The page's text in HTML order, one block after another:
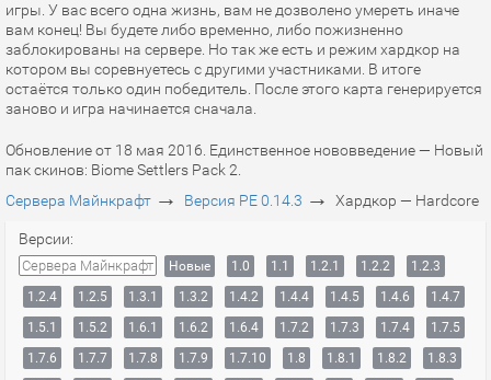
игры. У вас всего одна жизнь, вам не дозволено умереть иначе
вам конец! Вы будете либо временно, либо пожизненно
заблокированы на сервере. Но так же есть и режим хардкор на
котором вы соревнуетесь с другими участниками. В итоге
остаётся только один победитель. После этого карта генерируется
заново и игра начинается сначала.
Обновление от 18 мая 2016. Единственное нововведение — Новый
пак скинов: Biome Settlers Pack 2.
Сервера Майнкрафт → Версия PE 0.14.3 → Хардкор — Hardcore
Версии:
Сервера Майнкрафт Новые 1.0 1.1 1.2.1 1.2.2
1.2.3
1.2.4
1.2.5 1.3.1 1.3.2 1.4.2 1.4.4 1.4.5 1.4.6
1.4.7
1.5.1
1.5.2 1.6.1 1.6.2 1.6.4 1.7.2 1.7.3 1.7.4
1.7.5
1.7.6
1.7.7 1.7.8 1.7.9 1.7.10 1.8 1.8.1 1.8.2
1.8.3